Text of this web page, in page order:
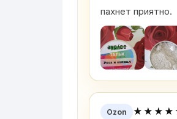
пахнет приятно.
Ozon